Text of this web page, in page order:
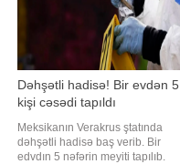
Dəhşətli hadisə! Bir evdən 5
kişi cəsədi tapıldı
Meksikanın Verakrus ştatında
dəhşətli hadisə baş verib. Bir
edvdın 5 nəfərin meyiti tapılıb.